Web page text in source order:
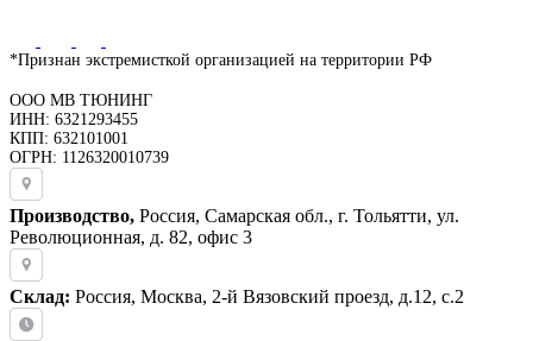
*Признан экстремисткой организацией на территории РФ
ООО МВ ТЮНИНГ
ИНН: 6321293455
КПП: 632101001
ОГРН: 1126320010739
Производство, Россия, Самарская обл., г. Тольятти, ул.
Революционная, д. 82, офис 3
Склад: Россия, Москва, 2-й Вязовский проезд, д.12, с.2